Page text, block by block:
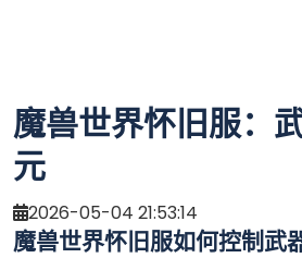
魔兽世界怀旧服：
元
2026-05-04 21:53:14
魔兽世界怀旧服如何控制武